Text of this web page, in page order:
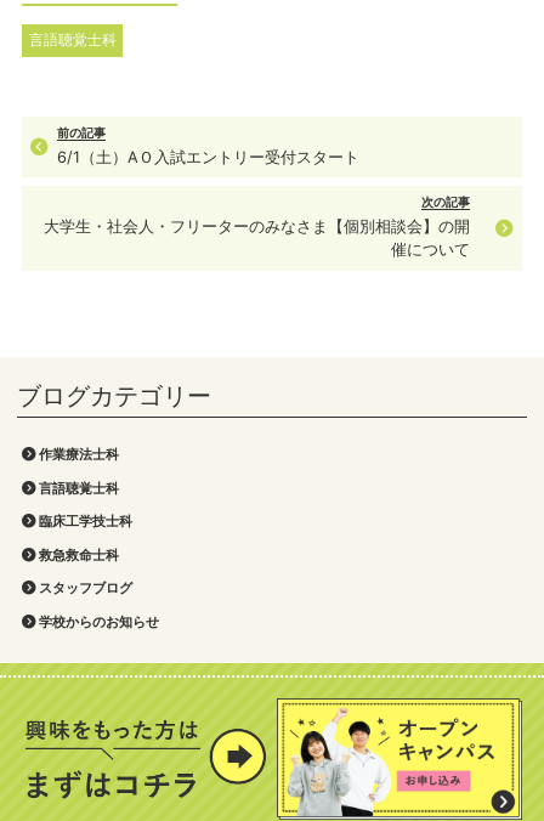
作業療法士科
言語聴覚士科
臨床工学技士科
救急救命士科
スタッフブログ
学校からのお知らせ
言語聴覚士科
前の記事
6/1（土）AＯ入試エントリー受付スタート
次の記事
大学生・社会人・フリーターのみなさま【個別相談会】の開
催について